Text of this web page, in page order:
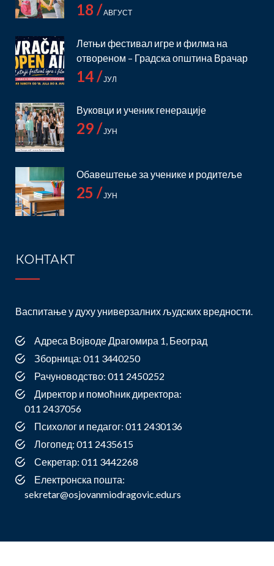
18 /АВГУСТ
Летњи фестивал игре и филма на
отвореном – Градска општина Врачар
14 /ЈУЛ
Вуковци и ученик генерације
29 /ЈУН
Обавештење за ученике и родитеље
25 /ЈУН
КОНТАКТ
Васпитање у духу универзалних људских вредности.
Адреса Војводе Драгомира 1, Београд
Зборница: 011 3440250
Рачуноводство: 011 2450252
Директор и помоћник директора:
011 2437056
Психолог и педагог: 011 2430136
Логопед: 011 2435615
Секретар: 011 3442268
Електронска пошта:
sekretar@osjovanmiodragovic.edu.rs